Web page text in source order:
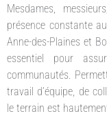
Mesdames,
présence constante
Anne-des-Plaines et
essentiel pour
communautés.
travail d’équipe, de
le terrain est